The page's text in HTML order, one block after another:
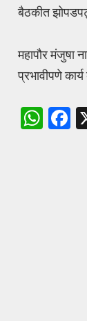
बैठकीत
महापौर मंजुषा
प्रभावीपणे
W F